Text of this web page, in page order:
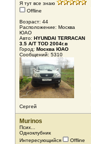
Я тут все знаю
Offline
Возраст: 44
Расположение: Москва
ЮАО
Авто: HYUNDAI TERRACAN
3.5 A/T TOD 2004г.в
Город: Москва ЮАО
Сообщений: 5310
Сергей
Murinos
Псих...
Одноклубник
Интересующийся
Offline